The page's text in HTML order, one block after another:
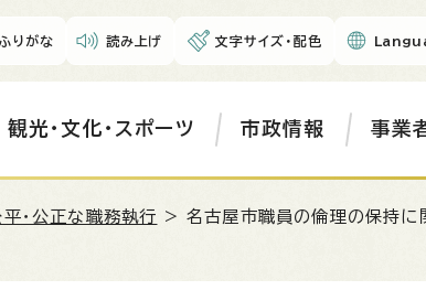
ふりがな 読み上げ 文字サイズ・配色
観光・文化・スポーツ 市政情報 事業
・公正な職務執行 > 名古屋市職員の倫理の保持に